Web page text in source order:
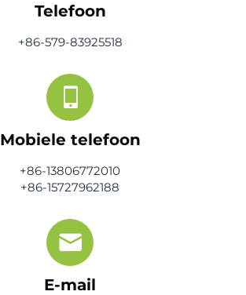
Telefoon
+86-579-83925518
Mobiele telefoon
+86-13806772010
+86-15727962188
E-mail